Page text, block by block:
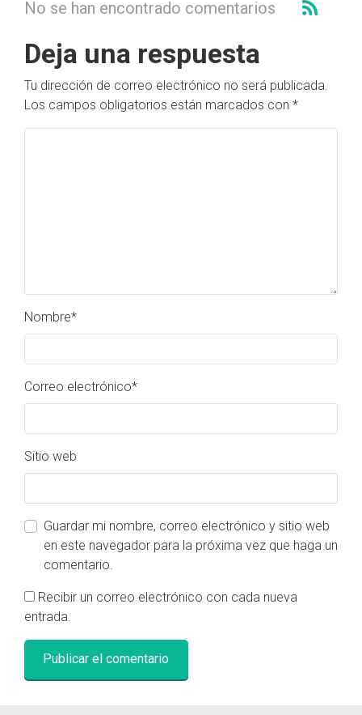
No se han encontrado comentarios
Deja una respuesta
Tu dirección de correo electrónico no será publicada.
Los campos obligatorios están marcados con *
Nombre*
Correo electrónico*
Sitio web
Guardar mi nombre, correo electrónico y sitio web
en este navegador para la próxima vez que haga un
comentario.
Recibir un correo electrónico con cada nueva
entrada.